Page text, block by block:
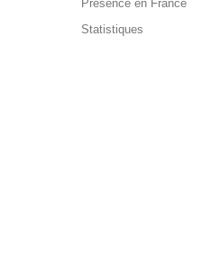
Présence en France
Statistiques